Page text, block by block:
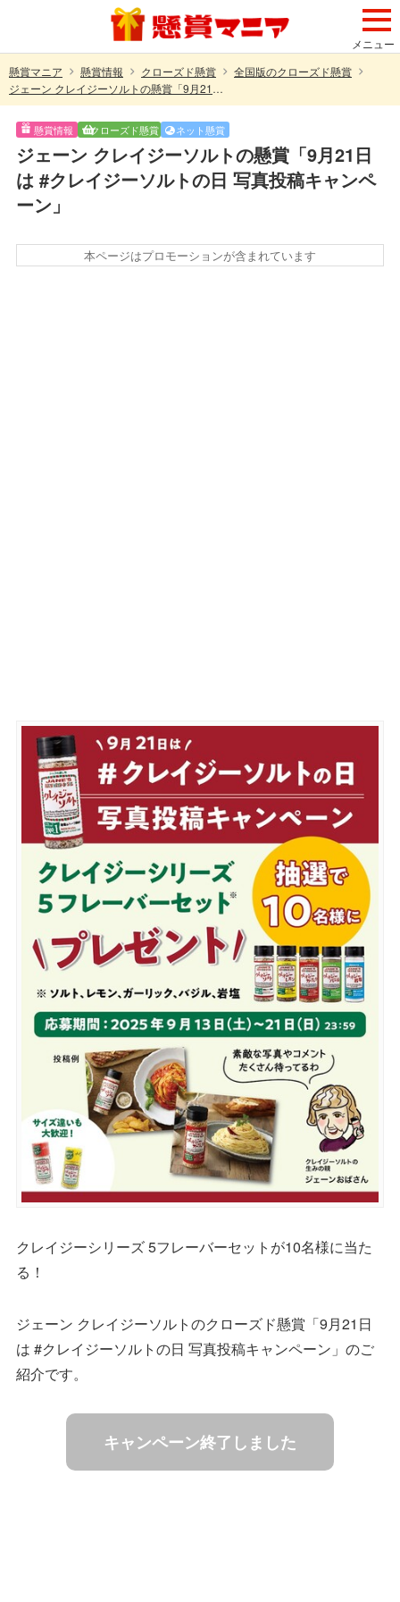
メニュー
懸賞マニア
懸賞情報 クローズド懸賞
全国版のクローズド懸賞
ジェーン クレイジーソルトの懸賞「9月21日は #クレイジーソルトの日 写真投稿キャンペーン」
懸賞情報 クローズド懸賞 ネット懸賞
ジェーン クレイジーソルトの懸賞「9月21日
は #クレイジーソルトの日 写真投稿キャンペ
ーン」
本ページはプロモーションが含まれています
クレイジーシリーズ 5フレーバーセットが10名様に当た
る！
ジェーン クレイジーソルトのクローズド懸賞「9月21日
は #クレイジーソルトの日 写真投稿キャンペーン」のご
紹介です。
キャンペーン終了しました